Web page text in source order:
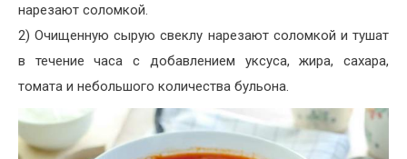
нарезают соломкой.
2) Очищенную сырую свеклу нарезают соломкой и тушат
в течение часа с добавлением уксуса, жира, сахара,
томата и небольшого количества бульона.